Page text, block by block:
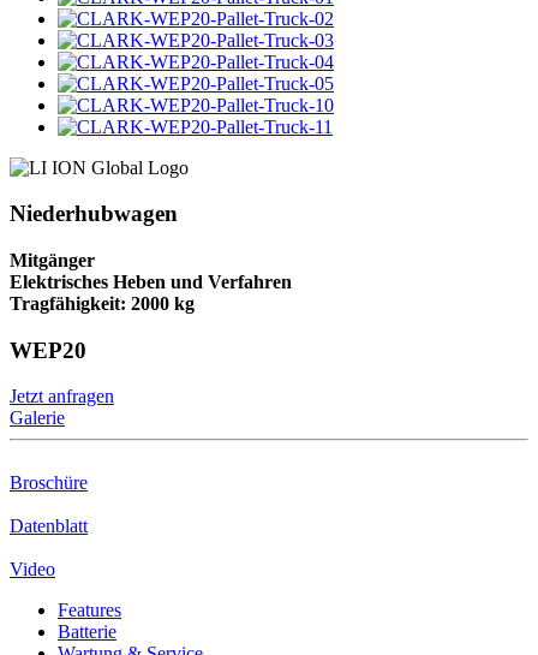
Niederhubwagen
Mitgänger
Elektrisches Heben und Verfahren
Tragfähigkeit: 2000 kg
WEP20
Jetzt anfragen
Galerie
Broschüre
Datenblatt
Video
Features
Batterie